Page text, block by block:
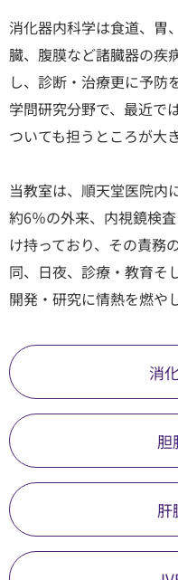
消化器内科学は食道、胃
臓、腹膜など諸臓器の疾
し、診断・治療更に予防
学問研究分野で、最近で
ついても担うところが大
当教室は、順天堂医院内
約6％の外来、内視鏡検
け持っており、その責務
同、日夜、診療・教育そ
開発・研究に情熱を燃や
消
胆
肝